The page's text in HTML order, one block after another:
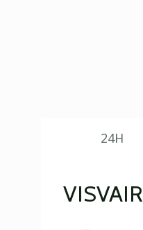
24H